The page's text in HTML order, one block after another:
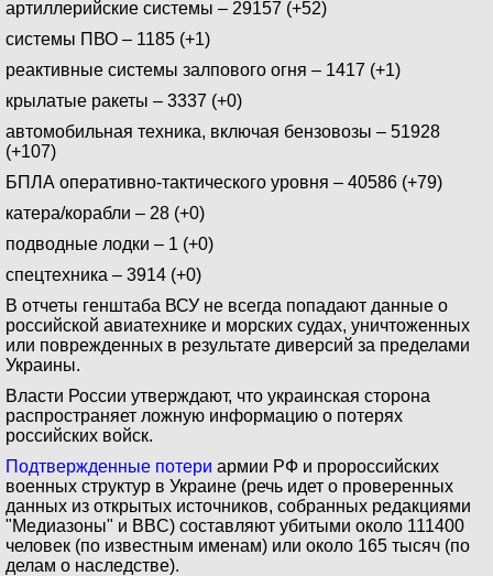
артиллерийские системы – 29157 (+52)
системы ПВО – 1185 (+1)
реактивные системы залпового огня – 1417 (+1)
крылатые ракеты – 3337 (+0)
автомобильная техника, включая бензовозы – 51928
(+107)
БПЛА оперативно-тактического уровня – 40586 (+79)
катера/корабли – 28 (+0)
подводные лодки – 1 (+0)
спецтехника – 3914 (+0)
В отчеты генштаба ВСУ не всегда попадают данные о
российской авиатехнике и морских судах, уничтоженных
или поврежденных в результате диверсий за пределами
Украины.
Власти России утверждают, что украинская сторона
распространяет ложную информацию о потерях
российских войск.
Подтвержденные потери армии РФ и пророссийских
военных структур в Украине (речь идет о проверенных
данных из открытых источников, собранных редакциями
"Медиазоны" и BBC) составляют убитыми около 111400
человек (по известным именам) или около 165 тысяч (по
делам о наследстве).